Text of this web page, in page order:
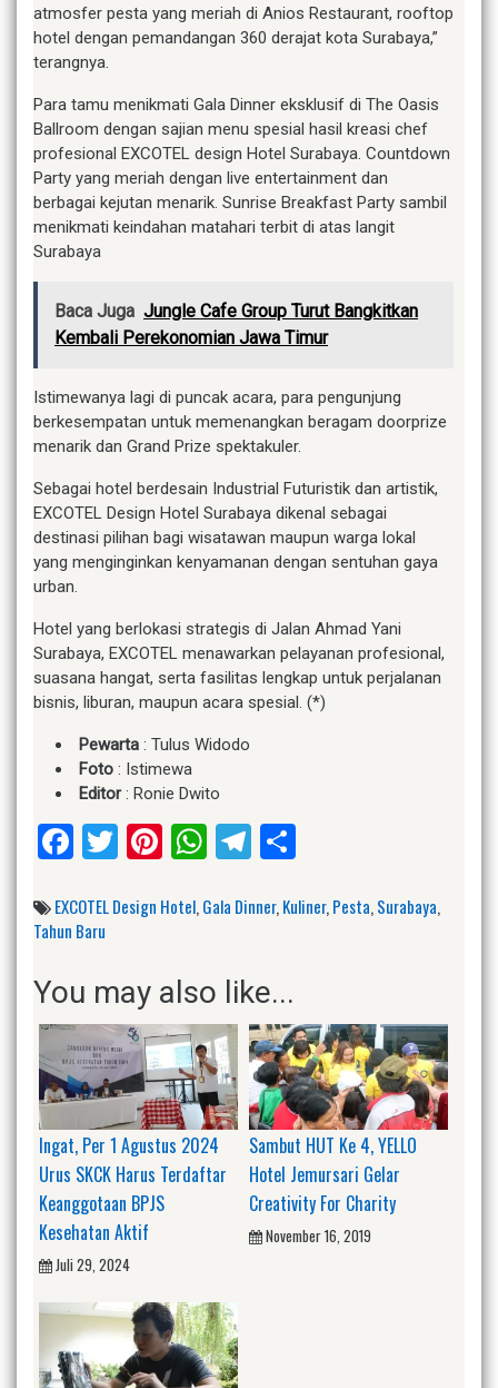
atmosfer pesta yang meriah di Anios Restaurant, rooftop
hotel dengan pemandangan 360 derajat kota Surabaya,”
terangnya.
Para tamu menikmati Gala Dinner eksklusif di The Oasis
Ballroom dengan sajian menu spesial hasil kreasi chef
profesional EXCOTEL design Hotel Surabaya. Countdown
Party yang meriah dengan live entertainment dan
berbagai kejutan menarik. Sunrise Breakfast Party sambil
menikmati keindahan matahari terbit di atas langit
Surabaya
Baca Juga Jungle Cafe Group Turut Bangkitkan
Kembali Perekonomian Jawa Timur
Istimewanya lagi di puncak acara, para pengunjung
berkesempatan untuk memenangkan beragam doorprize
menarik dan Grand Prize spektakuler.
Sebagai hotel berdesain Industrial Futuristik dan artistik,
EXCOTEL Design Hotel Surabaya dikenal sebagai
destinasi pilihan bagi wisatawan maupun warga lokal
yang menginginkan kenyamanan dengan sentuhan gaya
urban.
Hotel yang berlokasi strategis di Jalan Ahmad Yani
Surabaya, EXCOTEL menawarkan pelayanan profesional,
suasana hangat, serta fasilitas lengkap untuk perjalanan
bisnis, liburan, maupun acara spesial. (*)
Pewarta : Tulus Widodo
Foto : Istimewa
Editor: Ronie Dwito
Facebook
Twitter
Pinterest
WhatsApp
Telegram
EXCOTEL Design Hotel,Gala Dinner,Kuliner,Pesta,Surabaya,
Tahun Baru
You may also like...
Ingat, Per 1 Agustus 2024
Urus SKCK Harus Terdaftar
Keanggotaan BPJS
Kesehatan Aktif
Juli 29, 2024
Sambut HUT Ke 4, YELLO
Hotel Jemursari Gelar
Creativity For Charity
November 16, 2019